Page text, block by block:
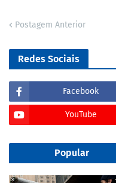
Postagem Anterior
Redes Sociais
Facebook
YouTube
Popular